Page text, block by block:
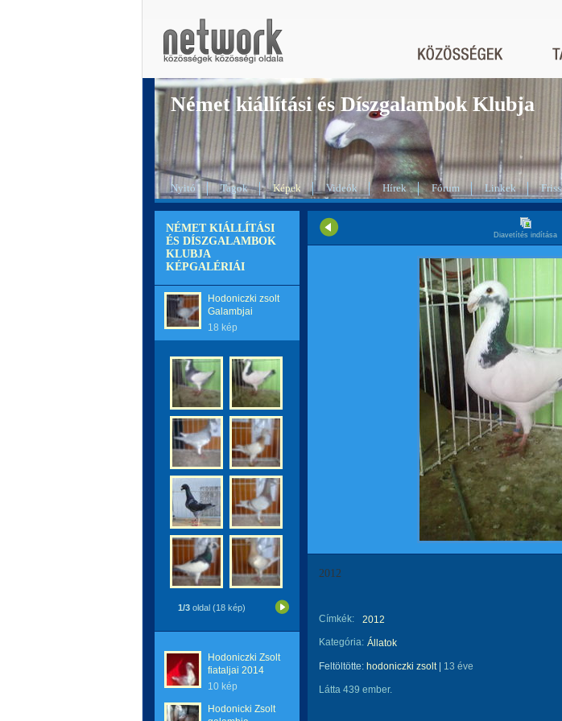
Német kiállítási és Díszgalambok Klubja
Nyitó Tagok Képek Videók Hírek Fórum Linkek Friss
NÉMET KIÁLLÍTÁSI
ÉS DÍSZGALAMBOK
KLUBJA
KÉPGALÉRIÁI
Hodoniczki zsolt
Galambjai
18 kép
1/3 oldal (18 kép)
Hodoniczki Zsolt
fiataljai 2014
10 kép
Hodonicki Zsolt
Diavetítés indítása
2012
Címkék:
2012
Kategória: Állatok
Feltöltötte: hodoniczki zsolt| 13 éve
Látta 439 ember.